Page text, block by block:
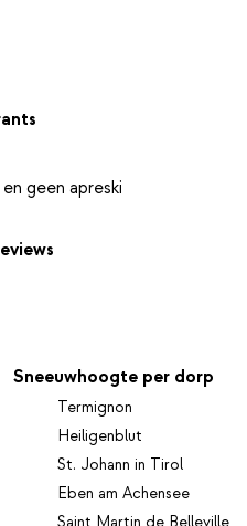
Sneeuwhoogte per dorp
Termignon
Heiligenblut
St. Johann in Tirol
Eben am Achensee